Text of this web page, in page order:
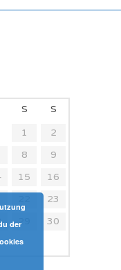
S
S
1
2
8
9
15
16
23
29
30
der